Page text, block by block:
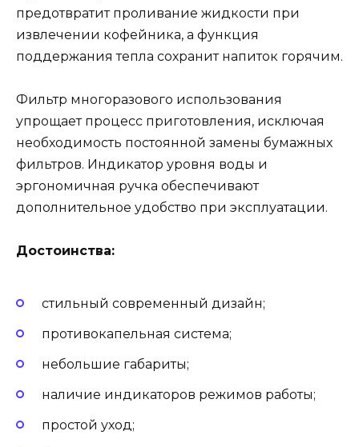
предотвратит проливание жидкости при
извлечении кофейника, а функция
поддержания тепла сохранит напиток горячим.
Фильтр многоразового использования
упрощает процесс приготовления, исключая
необходимость постоянной замены бумажных
фильтров. Индикатор уровня воды и
эргономичная ручка обеспечивают
дополнительное удобство при эксплуатации.
Достоинства:
стильный современный дизайн;
противокапельная система;
небольшие габариты;
наличие индикаторов режимов работы;
простой уход;